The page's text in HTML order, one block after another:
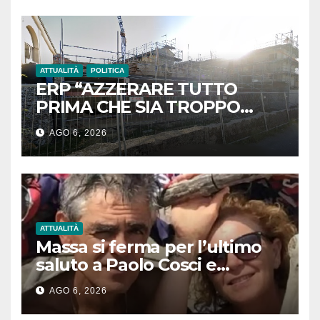
ATTUALITÀ POLITICA
ERP “AZZERARE TUTTO
PRIMA CHE SIA TROPPO
TARDI”
AGO 6, 2026
ATTUALITÀ
Massa si ferma per l’ultimo
saluto a Paolo Cosci e
Graziella Baldini: proclamato
il lutto cittadino
AGO 6, 2026